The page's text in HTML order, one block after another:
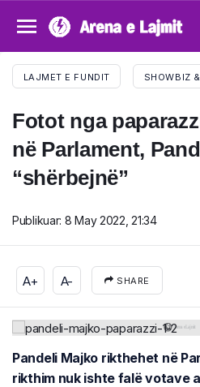
LAJMET E FUNDIT SHOWBIZ
Fotot nga
në Parlament,
“shërbejnë”
Publikuar: 8 May 2022, 21:34
A+ A- SHARE
Pandeli Majko rikthehet në
rikthim nuk ishte falë votave